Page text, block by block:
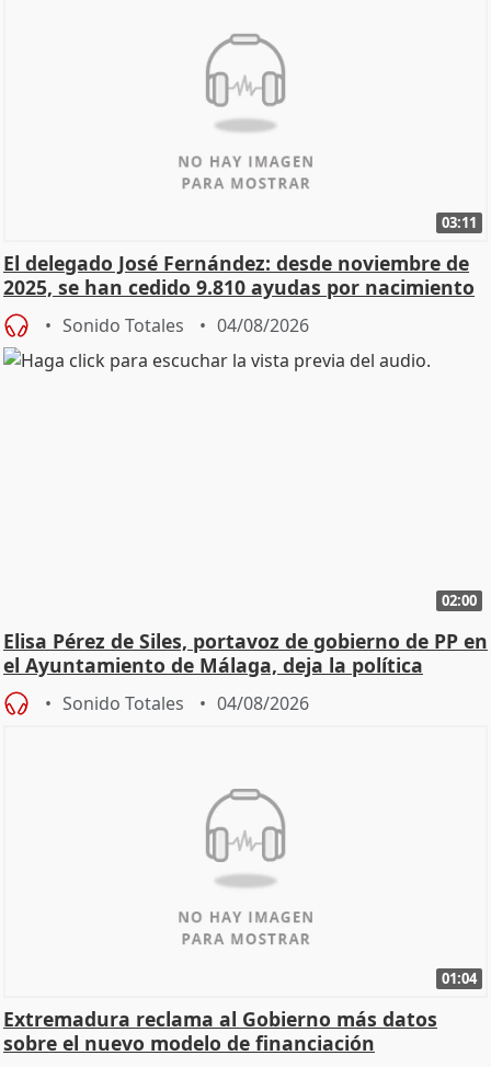
03:11
El delegado José Fernández: desde noviembre de
2025, se han cedido 9.810 ayudas por nacimiento
Sonido Totales 04/08/2026
02:00
Elisa Pérez de Siles, portavoz de gobierno de PP en
el Ayuntamiento de Málaga, deja la política
Sonido Totales 04/08/2026
01:04
Extremadura reclama al Gobierno más datos
sobre el nuevo modelo de financiación